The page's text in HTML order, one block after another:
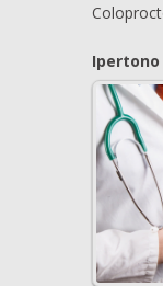
Ipertono